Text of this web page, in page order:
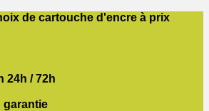
de cartouche d'encre à prix
24h / 72h
garantie